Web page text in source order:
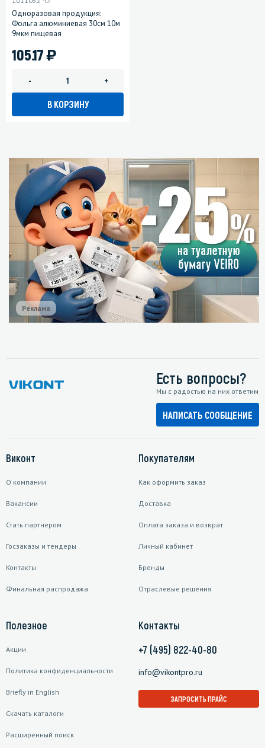
Одноразовая продукция:
Фольга алюминиевая 30см 10м
9мкм пищевая
105.17)
- +
В КОРЗИНУ
Реклама
Есть вопросы?
Мы с радостью на них ответим
НАПИСАТЬ СООБЩЕНИЕ
Виконт
О компании
Вакансии
Стать партнером
Госзаказы и тендеры
Контакты
Финальная распродажа
Покупателям
Как оформить заказ
Доставка
Оплата заказа и возврат
Личный кабинет
Бренды
Отраслевые решения
Полезное
Акции
Политика конфиденциальности
Briefly in English
Скачать каталоги
Расширенный поиск
Контакты
+7 (495) 822-40-80
info@vikontpro.ru
ЗАПРОСИТЬ ПРАЙС